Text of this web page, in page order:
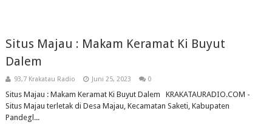
Situs Majau : Makam Keramat Ki Buyut
Dalem
93,7 Krakatau Radio Juni 25, 2023 0
Situs Majau : Makam Keramat Ki Buyut Dalem KRAKATAURADIO.COM -
Situs Majau terletak di Desa Majau, Kecamatan Saketi, Kabupaten
Pandegl...